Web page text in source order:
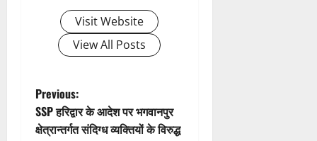
t
i
Visit Website
View All Posts
P
o
Previous:
SSP हरिद्वार के आदेश पर भगवानपुर
क्षेत्रान्तर्गत संदिग्ध व्यक्तियों के विरुद्ध